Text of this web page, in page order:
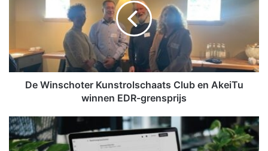
h
o
K
u
n
De Winschoter Kunstrolschaats Club en AkeiTu
winnen EDR-grensprijs
H
o
e